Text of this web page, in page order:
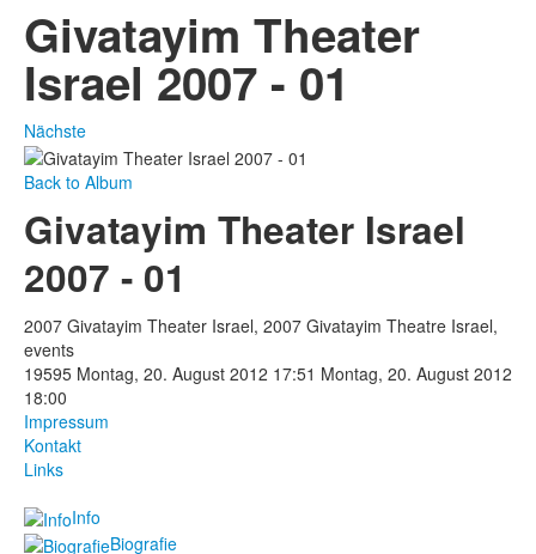
Givatayim Theater
Israel 2007 - 01
Nächste
Back to Album
Givatayim Theater Israel
2007 - 01
2007 Givatayim Theater Israel, 2007 Givatayim Theatre Israel,
events
19595 Montag, 20. August 2012 17:51 Montag, 20. August 2012
18:00
Impressum
Kontakt
Links
Info
Biografie